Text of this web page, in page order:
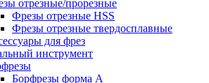
отрезные/прорезные
Фрезы отрезные HSS
Фрезы отрезные твердосплавные
для фрез
инструмент
Борфрезы форма A